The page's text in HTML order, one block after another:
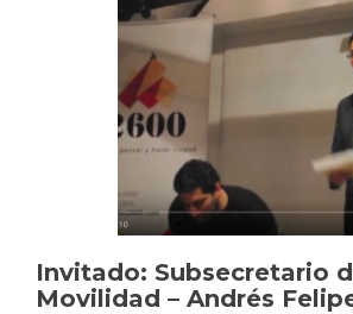
Invitado: Subsecretario
Movilidad – Andrés